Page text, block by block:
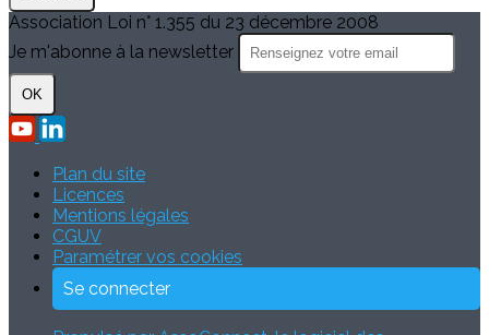
Association Loi n° 1.355 du 23 décembre 2008
Je m'abonne à la newsletter
OK
Plan du site
Licences
Mentions légales
CGUV
Paramétrer vos cookies
Se connecter